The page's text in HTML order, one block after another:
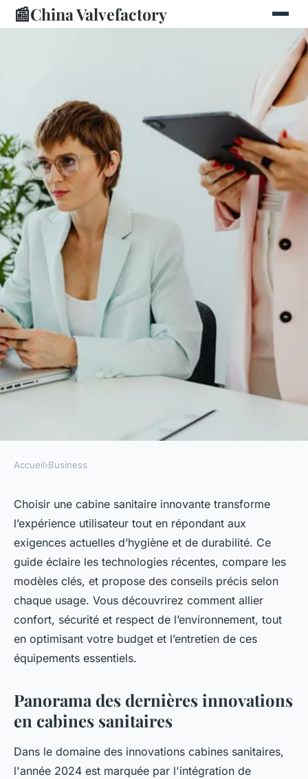
📰China Valvefactory
Guide d'achat des cabines
sanitaires innovantes pour
tous vos besoins
agent@linkuma.com•21 octobre 2025•8 min de lecture
Accueil›Business
Choisir une cabine sanitaire innovante transforme
l’expérience utilisateur tout en répondant aux
exigences actuelles d’hygiène et de durabilité. Ce
guide éclaire les technologies récentes, compare les
modèles clés, et propose des conseils précis selon
chaque usage. Vous découvrirez comment allier
confort, sécurité et respect de l’environnement, tout
en optimisant votre budget et l’entretien de ces
équipements essentiels.
Panorama des dernières innovations
en cabines sanitaires
Dans le domaine des innovations cabines sanitaires,
l'année 2024 est marquée par l'intégration de